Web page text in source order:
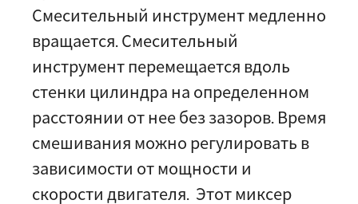
Смесительный инструмент медленно
вращается. Смесительный
инструмент перемещается вдоль
стенки цилиндра на определенном
расстоянии от нее без зазоров. Время
смешивания можно регулировать в
зависимости от мощности и
скорости двигателя. Этот миксер